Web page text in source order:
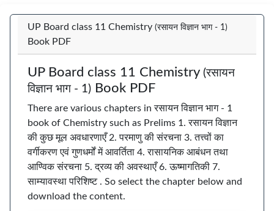
UP Board class 11 Chemistry (रसायन विज्ञान भाग - 1)
Book PDF
UP Board class 11 Chemistry (रसायन
विज्ञान भाग - 1) Book PDF
There are various chapters in रसायन विज्ञान भाग - 1
book of Chemistry such as Prelims 1. रसायन विज्ञान
की कुछ मूल अवधारणाएँ 2. परमाणु की संरचना 3. तत्त्वों का
वर्गीकरण एवं गुणधर्मों में आवर्तिता 4. रासायनिक आबंधन तथा
आण्विक संरचना 5. द्रव्य की अवस्थाएँ 6. ऊष्मागतिकी 7.
साम्यावस्था परिशिष्ट . So select the chapter below and
download the content.